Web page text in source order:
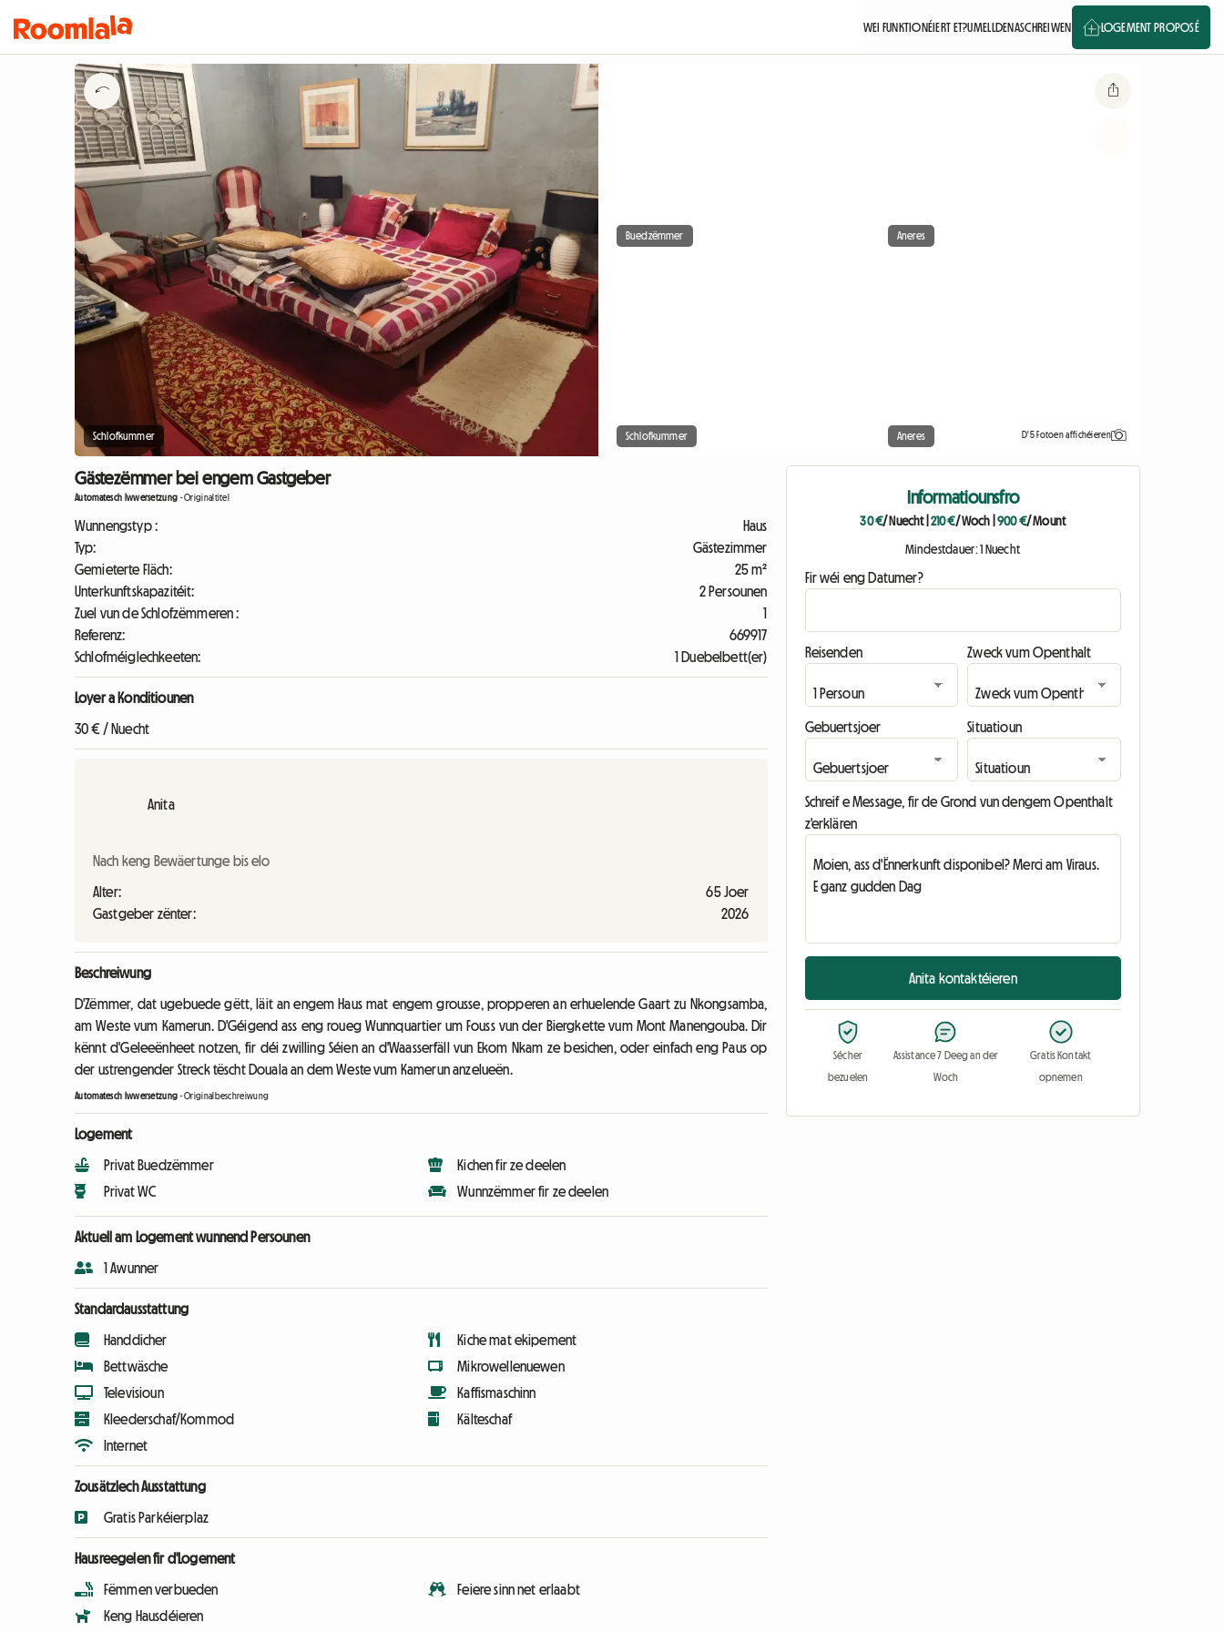
WEI FUNKTIONÉIERT ET?UMELLDENASCHREIWEN LOGEMENT PROPOSÉ
Schlofkummer
Buedzëmmer Aneres
Schlofkummer Aneres D'5 Fotoen affichéieren
Gästezëmmer bei engem Gastgeber
Automatesch Iwwersetzung -Originaltitel
Wunnengstyp :
Haus
Typ:
Gästezimmer
Gemieterte Fläch:
25 m²
Unterkunftskapazitéit:
2 Persounen
Zuel vun de Schlofzëmmeren :
1
Referenz:
669917
Schlofméiglechkeeten:
1 Duebelbett(er)
Loyer a Konditiounen
30 € / Nuecht
Anita
Nach keng Bewäertunge bis elo
Alter:
65 Joer
Gastgeber zënter:
2026
Beschreiwung
D'Zëmmer, dat ugebuede gëtt, läit an engem Haus mat engem grousse, propperen an erhuelende Gaart zu Nkongsamba,
am Weste vum Kamerun. D'Géigend ass eng roueg Wunnquartier um Fouss vun der Biergkette vum Mont Manengouba. Dir
kënnt d'Geleeënheet notzen, fir déi zwilling Séien an d'Waasserfäll vun Ekom Nkam ze besichen, oder einfach eng Paus op
der ustrengender Streck tëscht Douala an dem Weste vum Kamerun anzelueën.
Automatesch Iwwersetzung -Originalbeschreiwung
Logement
Privat Buedzëmmer
Privat WC
Kichen fir ze deelen
Wunnzëmmer fir ze deelen
Aktuell am Logement wunnend Persounen
1 Awunner
Standardausstattung
Handdicher
Bettwäsche
Televisioun
Kleederschaf/Kommod
Internet
Kiche mat ekipement
Mikrowellenuewen
Kaffismaschinn
Kälteschaf
Zousätzlech Ausstattung
Gratis Parkéierplaz
Hausreegelen fir d'Logement
Fëmmen verbueden
Keng Hausdéieren
Feiere sinn net erlaabt
Informatiounsfro
30 €/ Nuecht| 210 €/ Woch |900 €/ Mount
Mindestdauer: 1 Nuecht
Fir wéi eng Datumer?
Reisenden Zweck vum Openthalt
Gebuertsjoer Situatioun
Schreif e Message, fir de Grond vun dengem Openthalt
z'erklären
Anita kontaktéieren
Sécher
bezuelen
Assistance 7 Deeg an der
Woch
Gratis Kontakt
opnemen